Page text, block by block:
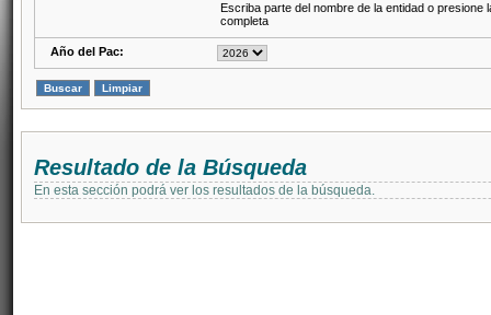
Escriba parte del nombre de la entidad o presione
completa
Año del Pac:
Resultado de la Búsqueda
En esta sección podrá ver los resultados de la búsqueda.